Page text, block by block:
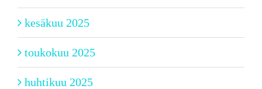
kesäkuu 2025
toukokuu 2025
huhtikuu 2025